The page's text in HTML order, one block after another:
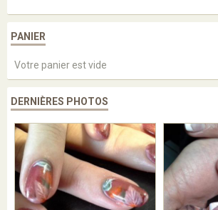
PANIER
Votre panier est vide
DERNIÈRES PHOTOS